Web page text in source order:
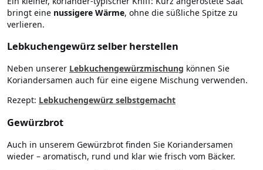
bringt eine nussigere Wärme, ohne die süßliche Spitze zu
verlieren.
Lebkuchengewürz selber herstellen
Neben unserer Lebkuchengewürzmischung können Sie
Koriandersamen auch für eine eigene Mischung verwenden.
Rezept: Lebkuchengewürz selbstgemacht
Gewürzbrot
Auch in unserem Gewürzbrot finden Sie Koriandersamen
wieder – aromatisch, rund und klar wie frisch vom Bäcker.